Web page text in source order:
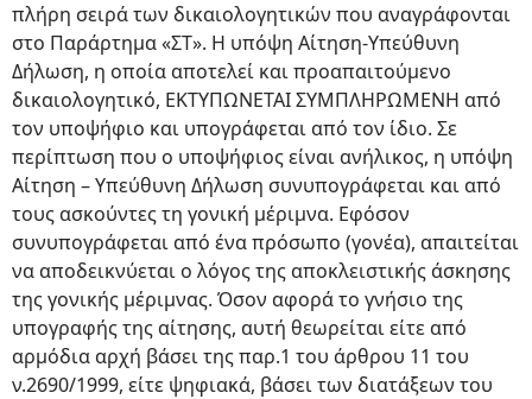
πλήρη σειρά των δικαιολογητικών που αναγράφονται
στο Παράρτημα «ΣΤ». Η υπόψη Αίτηση-Υπεύθυνη
Δήλωση, η οποία αποτελεί και προαπαιτούμενο
δικαιολογητικό, ΕΚΤΥΠΩΝΕΤΑΙ ΣΥΜΠΛΗΡΩΜΕΝΗ από
τον υποψήφιο και υπογράφεται από τον ίδιο. Σε
περίπτωση που ο υποψήφιος είναι ανήλικος, η υπόψη
Αίτηση – Υπεύθυνη Δήλωση συνυπογράφεται και από
τους ασκούντες τη γονική μέριμνα. Εφόσον
συνυπογράφεται από ένα πρόσωπο (γονέα), απαιτείται
να αποδεικνύεται ο λόγος της αποκλειστικής άσκησης
της γονικής μέριμνας. Όσον αφορά το γνήσιο της
υπογραφής της αίτησης, αυτή θεωρείται είτε από
αρμόδια αρχή βάσει της παρ.1 του άρθρου 11 του
ν.2690/1999, είτε ψηφιακά, βάσει των διατάξεων του